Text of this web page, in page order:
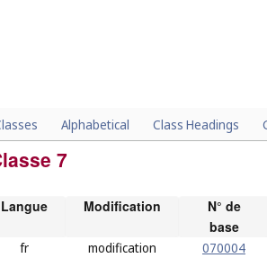
Alphabetical Class Headings
7
Langue Modification
N° de
base
fr modification 070004